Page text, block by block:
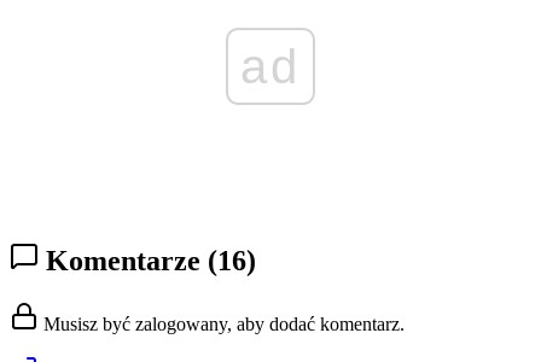
ad
Komentarze (16)
Musisz być zalogowany, aby dodać komentarz.